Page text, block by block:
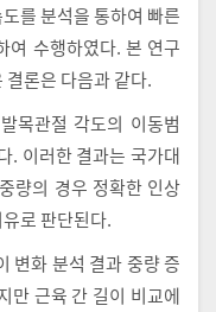
를 분석을 통하여 빠른
여 수행하였다. 본 연구
결론은 다음과 같다.
목관절 각도의 이동범
. 이러한 결과는 국가대
량의 경우 정확한 인상
로 판단된다.
변화 분석 결과 중량 증
만 근육 간 길이 비교에